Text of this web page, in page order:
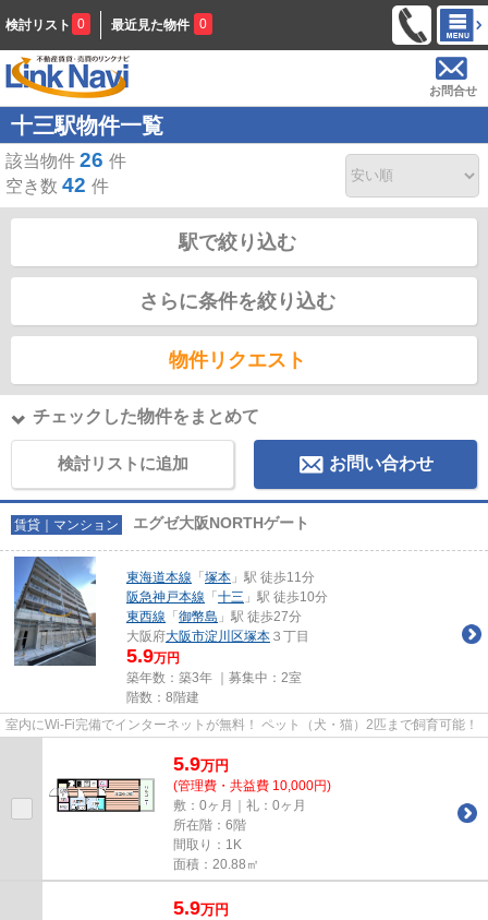
検討リスト 0 最近見た物件 0
お問合せ
十三駅物件一覧
該当物件 26 件
空き数 42 件
駅で絞り込む
さらに条件を絞り込む
物件リクエスト
チェックした物件をまとめて
検討リストに追加 お問い合わせ
賃貸｜マンション エグゼ大阪NORTHゲート
東海道本線 「 塚本 」駅 徒歩11分
阪急神戸本線 「 十三 」駅 徒歩10分
東西線 「 御幣島 」駅 徒歩27分
大阪府大阪市淀川区塚本 ３丁目
5.9万円
築年数：築3年 ｜募集中： 2室
階数：8階建
室内にWi-Fi完備でインターネットが無料！ ペット（犬・猫）2匹まで飼育可能！
5.9万円
(管理費・共益費 10,000円)
敷：0ヶ月｜礼：0ヶ月
所在階：6階
間取り：1K
面積：20.88㎡
5.9万円